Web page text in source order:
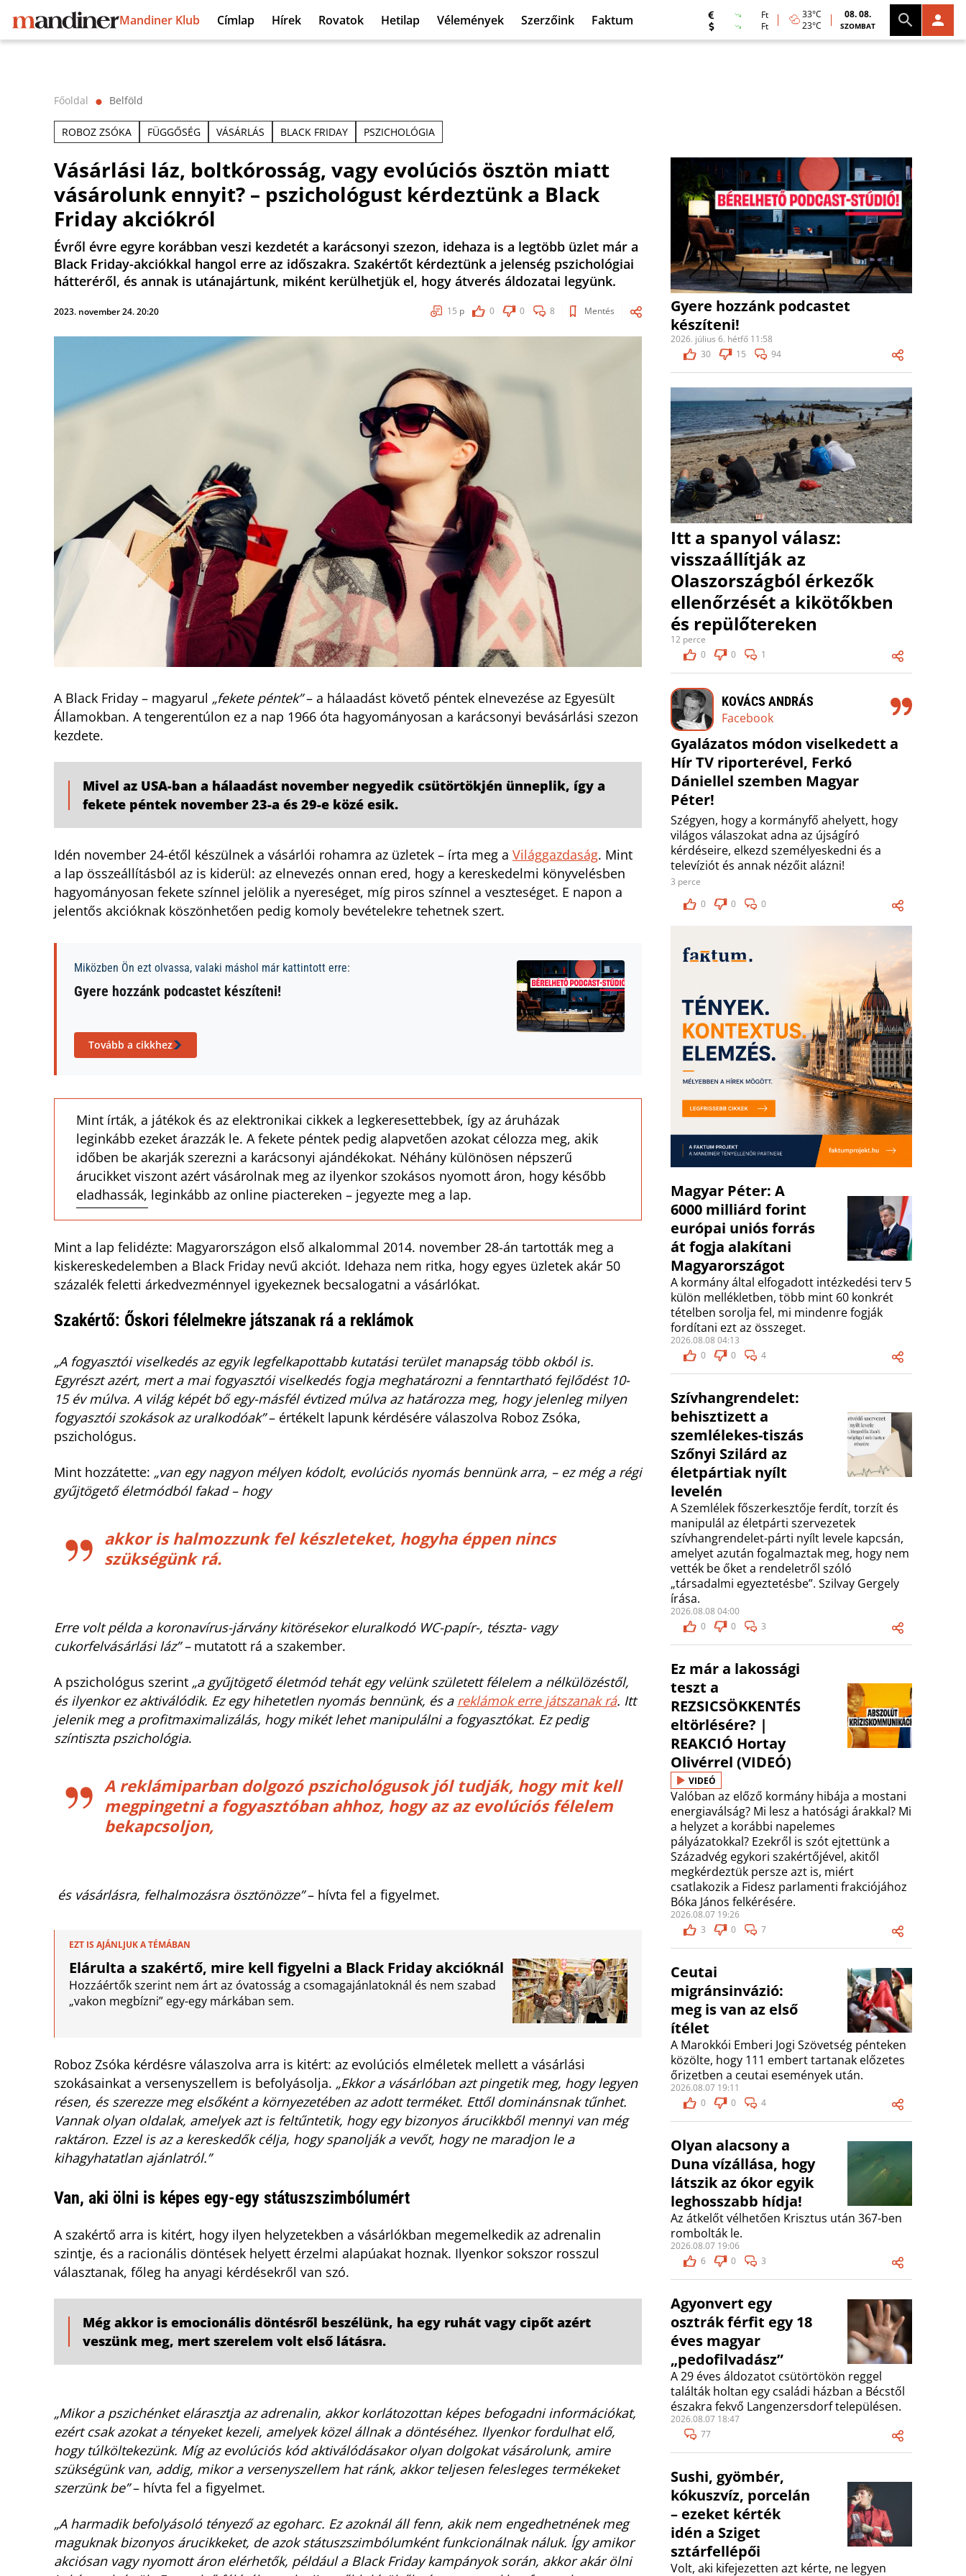
Mandiner Klub Címlap Hírek Rovatok Hetilap Vélemények Szerzőink Faktum
Ft
Ft
33°C
23°C
08. 08.
SZOMBAT
Főoldal ⬤ Belföld
ROBOZ ZSÓKA FÜGGŐSÉG VÁSÁRLÁS BLACK FRIDAY PSZICHOLÓGIA
Vásárlási láz, boltkórosság, vagy evolúciós ösztön miatt
vásárolunk ennyit? – pszichológust kérdeztünk a Black
Friday akciókról
Évről évre egyre korábban veszi kezdetét a karácsonyi szezon, idehaza is a legtöbb üzlet már a
Black Friday-akciókkal hangol erre az időszakra. Szakértőt kérdeztünk a jelenség pszichológiai
hátteréről, és annak is utánajártunk, miként kerülhetjük el, hogy átverés áldozatai legyünk.
2023. november 24. 20:20 15 p 0 0 8 Mentés
A Black Friday – magyarul „fekete péntek”– a hálaadást követő péntek elnevezése az Egyesült
Államokban. A tengerentúlon ez a nap 1966 óta hagyományosan a karácsonyi bevásárlási szezon
kezdete.
Mivel az USA-ban a hálaadást november negyedik csütörtökjén ünneplik, így a
fekete péntek november 23-a és 29-e közé esik.
Idén november 24-étől készülnek a vásárlói rohamra az üzletek – írta meg a Világgazdaság. Mint
a lap összeállításból az is kiderül: az elnevezés onnan ered, hogy a kereskedelmi könyvelésben
hagyományosan fekete színnel jelölik a nyereséget, míg piros színnel a veszteséget. E napon a
jelentős akcióknak köszönhetően pedig komoly bevételekre tehetnek szert.
Miközben Ön ezt olvassa, valaki máshol már kattintott erre:
Gyere hozzánk podcastet készíteni!
Tovább a cikkhez
Mint írták, a játékok és az elektronikai cikkek a legkeresettebbek, így az áruházak
leginkább ezeket árazzák le. A fekete péntek pedig alapvetően azokat célozza meg, akik
időben be akarják szerezni a karácsonyi ajándékokat. Néhány különösen népszerű
árucikket viszont azért vásárolnak meg az ilyenkor szokásos nyomott áron, hogy később
eladhassák, leginkább az online piactereken – jegyezte meg a lap.
Mint a lap felidézte: Magyarországon első alkalommal 2014. november 28-án tartották meg a
kiskereskedelemben a Black Friday nevű akciót. Idehaza nem ritka, hogy egyes üzletek akár 50
százalék feletti árkedvezménnyel igyekeznek becsalogatni a vásárlókat.
Szakértő: Őskori félelmekre játszanak rá a reklámok
„A fogyasztói viselkedés az egyik legfelkapottabb kutatási terület manapság több okból is.
Egyrészt azért, mert a mai fogyasztói viselkedés fogja meghatározni a fenntartható fejlődést 10-
15 év múlva. A világ képét bő egy-másfél évtized múlva az határozza meg, hogy jelenleg milyen
fogyasztói szokások az uralkodóak”– értékelt lapunk kérdésére válaszolva Roboz Zsóka,
pszichológus.
Mint hozzátette: „van egy nagyon mélyen kódolt, evolúciós nyomás bennünk arra, – ez még a régi
gyűjtögető életmódból fakad – hogy
akkor is halmozzunk fel készleteket, hogyha éppen nincs
szükségünk rá.
Erre volt példa a koronavírus-járvány kitörésekor eluralkodó WC-papír-, tészta- vagy
cukorfelvásárlási láz” – mutatott rá a szakember.
A pszichológus szerint „a gyűjtögető életmód tehát egy velünk született félelem a nélkülözéstől,
és ilyenkor ez aktiválódik. Ez egy hihetetlen nyomás bennünk, és a reklámok erre játszanak rá. Itt
jelenik meg a profitmaximalizálás, hogy mikét lehet manipulálni a fogyasztókat. Ez pedig
színtiszta pszichológia.
A reklámiparban dolgozó pszichológusok jól tudják, hogy mit kell
megpingetni a fogyasztóban ahhoz, hogy az az evolúciós félelem
bekapcsoljon,
és vásárlásra, felhalmozásra ösztönözze”– hívta fel a figyelmet.
EZT IS AJÁNLJUK A TÉMÁBAN
Elárulta a szakértő, mire kell figyelni a Black Friday akcióknál
Hozzáértők szerint nem árt az óvatosság a csomagajánlatoknál és nem szabad
„vakon megbízni” egy-egy márkában sem.
Roboz Zsóka kérdésre válaszolva arra is kitért: az evolúciós elméletek mellett a vásárlási
szokásainkat a versenyszellem is befolyásolja. „Ekkor a vásárlóban azt pingetik meg, hogy legyen
résen, és szerezze meg elsőként a környezetében az adott terméket. Ettől dominánsnak tűnhet.
Vannak olyan oldalak, amelyek azt is feltűntetik, hogy egy bizonyos árucikkből mennyi van még
raktáron. Ezzel is az a kereskedők célja, hogy spanolják a vevőt, hogy ne maradjon le a
kihagyhatatlan ajánlatról.”
Van, aki ölni is képes egy-egy státuszszimbólumért
A szakértő arra is kitért, hogy ilyen helyzetekben a vásárlókban megemelkedik az adrenalin
szintje, és a racionális döntések helyett érzelmi alapúakat hoznak. Ilyenkor sokszor rosszul
választanak, főleg ha anyagi kérdésekről van szó.
Még akkor is emocionális döntésről beszélünk, ha egy ruhát vagy cipőt azért
veszünk meg, mert szerelem volt első látásra.
„Mikor a pszichénket elárasztja az adrenalin, akkor korlátozottan képes befogadni információkat,
ezért csak azokat a tényeket kezeli, amelyek közel állnak a döntéséhez. Ilyenkor fordulhat elő,
hogy túlköltekezünk. Míg az evolúciós kód aktiválódásakor olyan dolgokat vásárolunk, amire
szükségünk van, addig, mikor a versenyszellem hat ránk, akkor teljesen felesleges termékeket
szerzünk be”– hívta fel a figyelmet.
„A harmadik befolyásoló tényező az egoharc. Ez azoknál áll fenn, akik nem engedhetnének meg
maguknak bizonyos árucikkeket, de azok státuszszimbólumként funkcionálnak náluk. Így amikor
akciósan vagy nyomott áron elérhetők, például a Black Friday kampányok során, akkor akár ölni
Gyere hozzánk podcastet
készíteni!
2026. július 6. hétfő 11:58
30
15 94
Itt a spanyol válasz:
visszaállítják az
Olaszországból érkezők
ellenőrzését a kikötőkben
és repülőtereken
12 perce
0
0 1
KOVÁCS ANDRÁS
Facebook
Gyalázatos módon viselkedett a
Hír TV riporterével, Ferkó
Dániellel szemben Magyar
Péter!
Szégyen, hogy a kormányfő ahelyett, hogy
világos válaszokat adna az újságíró
kérdéseire, elkezd személyeskedni és a
televíziót és annak nézőit alázni!
3 perce
0
0 0
Magyar Péter: A
6000 milliárd forint
európai uniós forrás
át fogja alakítani
Magyarországot
A kormány által elfogadott intézkedési terv 5
külön mellékletben, több mint 60 konkrét
tételben sorolja fel, mi mindenre fogják
fordítani ezt az összeget.
2026.08.08 04:13
0
0 4
Szívhangrendelet:
behisztizett a
szemlélekes-tiszás
Szőnyi Szilárd az
életpártiak nyílt
levelén
A Szemlélek főszerkesztője ferdít, torzít és
manipulál az életpárti szervezetek
szívhangrendelet-párti nyílt levele kapcsán,
amelyet azután fogalmaztak meg, hogy nem
vették be őket a rendeletről szóló
„társadalmi egyeztetésbe”. Szilvay Gergely
írása.
2026.08.08 04:00
0
0 3
Ez már a lakossági
teszt a
REZSICSÖKKENTÉS
eltörlésére? |
REAKCIÓ Hortay
Olivérrel (VIDEÓ)
VIDEÓ
Valóban az előző kormány hibája a mostani
energiaválság? Mi lesz a hatósági árakkal? Mi
a helyzet a korábbi napelemes
pályázatokkal? Ezekről is szót ejtettünk a
Századvég egykori szakértőjével, akitől
megkérdeztük persze azt is, miért
csatlakozik a Fidesz parlamenti frakciójához
Bóka János felkérésére.
2026.08.07 19:26
3
0 7
Ceutai
migránsinvázió:
meg is van az első
ítélet
A Marokkói Emberi Jogi Szövetség pénteken
közölte, hogy 111 embert tartanak előzetes
őrizetben a ceutai események után.
2026.08.07 19:11
0
0 4
Olyan alacsony a
Duna vízállása, hogy
látszik az ókor egyik
leghosszabb hídja!
Az átkelőt vélhetően Krisztus után 367-ben
rombolták le.
2026.08.07 19:06
6
0 3
Agyonvert egy
osztrák férfit egy 18
éves magyar
„pedofilvadász”
A 29 éves áldozatot csütörtökön reggel
találták holtan egy családi házban a Bécstől
északra fekvő Langenzersdorf településen.
2026.08.07 18:47
77
Sushi, gyömbér,
kókuszvíz, porcelán
– ezeket kérték
idén a Sziget
sztárfellépői
Volt, aki kifejezetten azt kérte, ne legyen